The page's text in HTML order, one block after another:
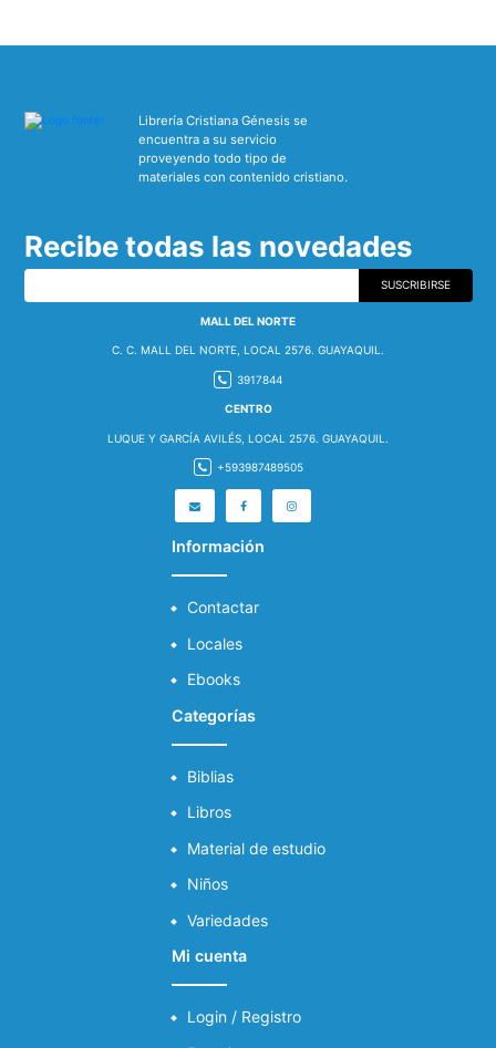
Librería Cristiana Génesis se
encuentra a su servicio
proveyendo todo tipo de
materiales con contenido cristiano.
Recibe todas las novedades
SUSCRIBIRSE
MALL DEL NORTE
C. C. MALL DEL NORTE, LOCAL 2576. GUAYAQUIL.
3917844
CENTRO
LUQUE Y GARCÍA AVILÉS, LOCAL 2576. GUAYAQUIL.
+593987489505
Información
Contactar
Locales
Ebooks
Categorías
Biblias
Libros
Material de estudio
Niños
Variedades
Mi cuenta
Login / Registro